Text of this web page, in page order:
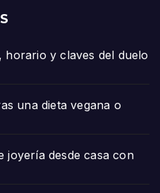
horario y claves del duelo
una dieta vegana o
joyería desde casa con